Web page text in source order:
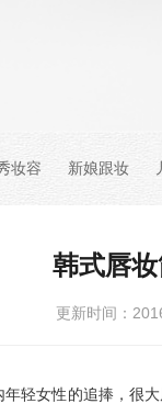
妆容 新娘跟妆
韩式唇
更新时间：
轻女性的追捧，很